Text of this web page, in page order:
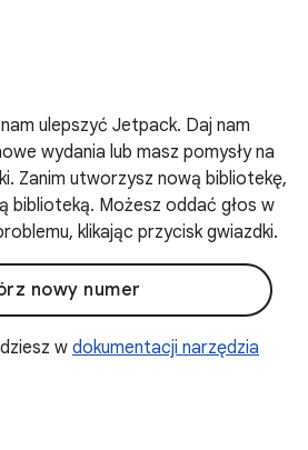
ulepszyć Jetpack. Daj nam
wydania lub masz pomysły na
Zanim utworzysz nową bibliotekę,
biblioteką. Możesz oddać głos w
klikając przycisk gwiazdki.
nowy numer
w dokumentacji narzędzia